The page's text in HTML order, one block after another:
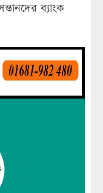
ব্যাংক